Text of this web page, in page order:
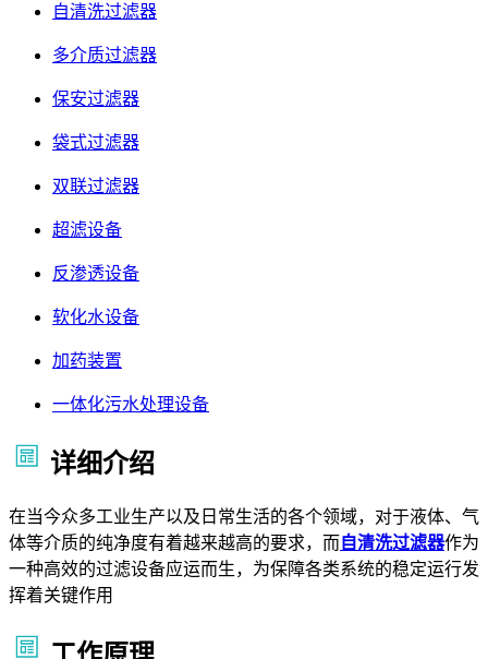
自清洗过滤器
多介质过滤器
保安过滤器
袋式过滤器
双联过滤器
超滤设备
反渗透设备
软化水设备
加药装置
一体化污水处理设备
详细介绍
在当今众多工业生产以及日常生活的各个领域，对于液体、气
体等介质的纯净度有着越来越高的要求，而 自清洗过滤器作为
一种高效的过滤设备应运而生，为保障各类系统的稳定运行发
挥着关键作用